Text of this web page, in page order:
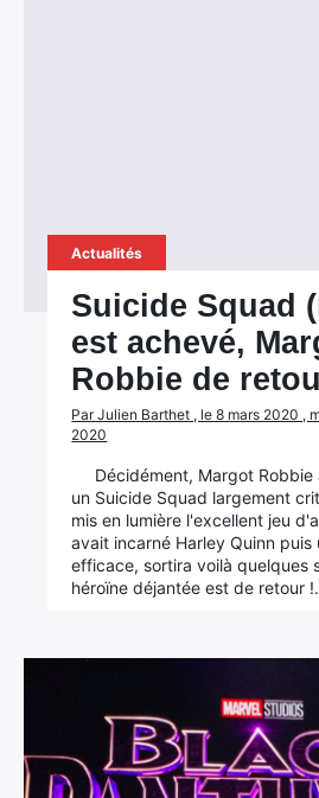
Actualités
Suicide Squad
est achevé,
Robbie de
Par Julien Barthet , le 8 mars 2020 ,
2020
Décidément, Margot Robbie
un Suicide Squad largement
mis en lumière l'excellent jeu
avait incarné Harley Quinn puis
efficace, sortira voilà quelques
héroïne déjantée est de retour